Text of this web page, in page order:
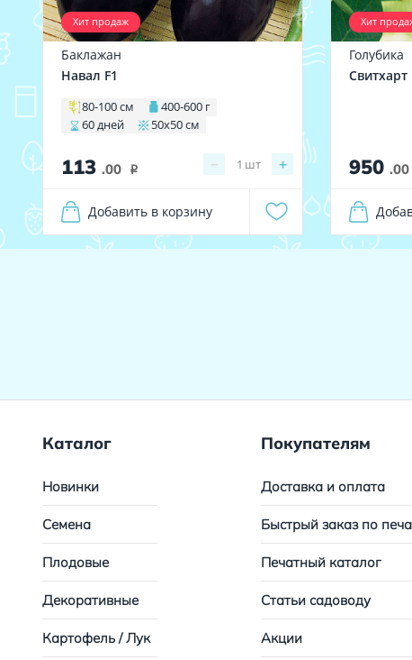
Хит продаж
Баклажан
Навал F1
80-100 см
400-600 г
60 дней
50х50 см
113 .00 i − +
1 шт
Добавить в корзину
Хит
Голубика
Свитхарт
950 .00
Каталог
Новинки
Семена
Плодовые
Декоративные
Картофель / Лук
Покупателям
Доставка и оплата
Быстрый заказ по
Печатный каталог
Статьи садоводу
Акции